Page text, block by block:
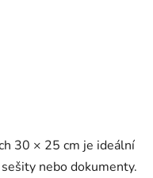
30 × 25 cm je ideální
nebo dokumenty.